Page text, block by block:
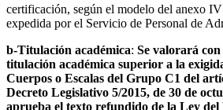
certificación, según el modelo del anexo
expedida por el Servicio de Personal de
b-Titulación académica: Se valorará
titulación académica superior a la
Cuerpos o Escalas del Grupo C1 del
Decreto Legislativo 5/2015, de 30 de
aprueba el texto refundido de la Ley del